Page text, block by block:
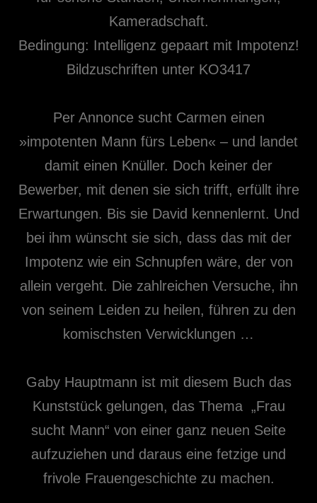
Kameradschaft.
Bedingung: Intelligenz gepaart mit Impotenz!
Bildzuschriften unter KO3417
Per Annonce sucht Carmen einen
»impotenten Mann fürs Leben« – und landet
damit einen Knüller. Doch keiner der
Bewerber, mit denen sie sich trifft, erfüllt ihre
Erwartungen. Bis sie David kennenlernt. Und
bei ihm wünscht sie sich, dass das mit der
Impotenz wie ein Schnupfen wäre, der von
allein vergeht. Die zahlreichen Versuche, ihn
von seinem Leiden zu heilen, führen zu den
komischsten Verwicklungen …
Gaby Hauptmann ist mit diesem Buch das
Kunststück gelungen, das Thema „Frau
sucht Mann“ von einer ganz neuen Seite
aufzuziehen und daraus eine fetzige und
frivole Frauengeschichte zu machen.